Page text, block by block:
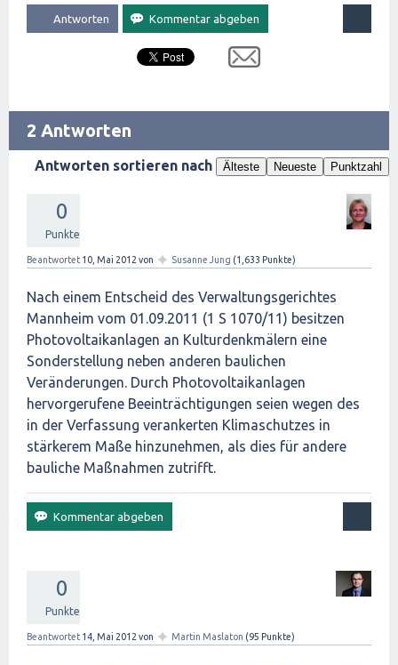
2 Antworten
Antworten sortieren nach Älteste Neueste Punktzahl
0
Punkte
Beantwortet 10, Mai 2012 von ✦ Susanne Jung (1,633 Punkte)
Nach einem Entscheid des Verwaltungsgerichtes
Mannheim vom 01.09.2011 (1 S 1070/11) besitzen
Photovoltaikanlagen an Kulturdenkmälern eine
Sonderstellung neben anderen baulichen
Veränderungen. Durch Photovoltaikanlagen
hervorgerufene Beeinträchtigungen seien wegen des
in der Verfassung verankerten Klimaschutzes in
stärkerem Maße hinzunehmen, als dies für andere
bauliche Maßnahmen zutrifft.
0
Punkte
Beantwortet 14, Mai 2012 von ✦ Martin Maslaton (95 Punkte)